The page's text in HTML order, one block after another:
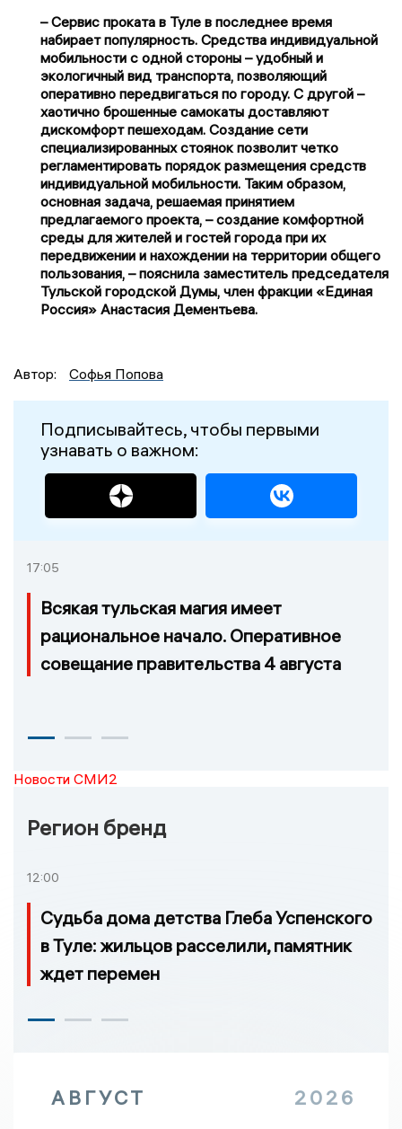
– Сервис проката в Туле в последнее время
набирает популярность. Средства индивидуальной
мобильности с одной стороны – удобный и
экологичный вид транспорта, позволяющий
оперативно передвигаться по городу. С другой –
хаотично брошенные самокаты доставляют
дискомфорт пешеходам. Создание сети
специализированных стоянок позволит четко
регламентировать порядок размещения средств
индивидуальной мобильности. Таким образом,
основная задача, решаемая принятием
предлагаемого проекта, – создание комфортной
среды для жителей и гостей города при их
передвижении и нахождении на территории общего
пользования, – пояснила заместитель председателя
Тульской городской Думы, член фракции «Единая
Россия» Анастасия Дементьева.
Автор: Софья Попова
Подписывайтесь, чтобы первыми
узнавать о важном:
17:05
Всякая тульская магия имеет
рациональное начало. Оперативное
совещание правительства 4 августа
Новости СМИ2
Регион бренд
12:00
Судьба дома детства Глеба Успенского
в Туле: жильцов расселили, памятник
ждет перемен
АВГУСТ 2026